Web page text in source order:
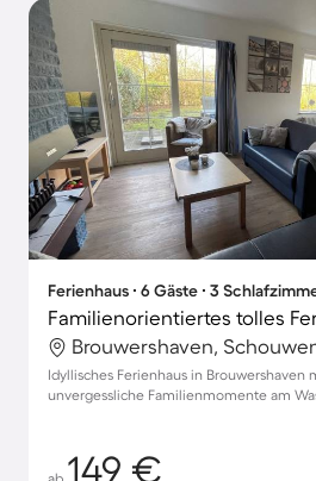
Ferienhaus ∙ 6 Gäste ∙ 3
Idyllisches Ferienhaus in Brouwershaven
unvergessliche Familienmomente am
149 €